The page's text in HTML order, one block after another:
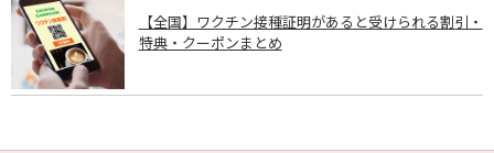
【全国】ワクチン接種証明があると受けられる割引・
特典・クーポンまとめ